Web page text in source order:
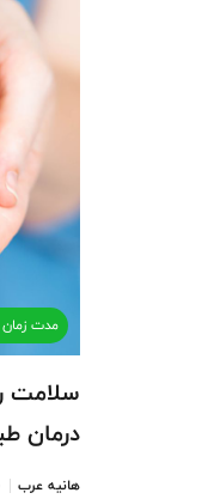
مدت زمان
سلامت
درمان
هانیه عرب